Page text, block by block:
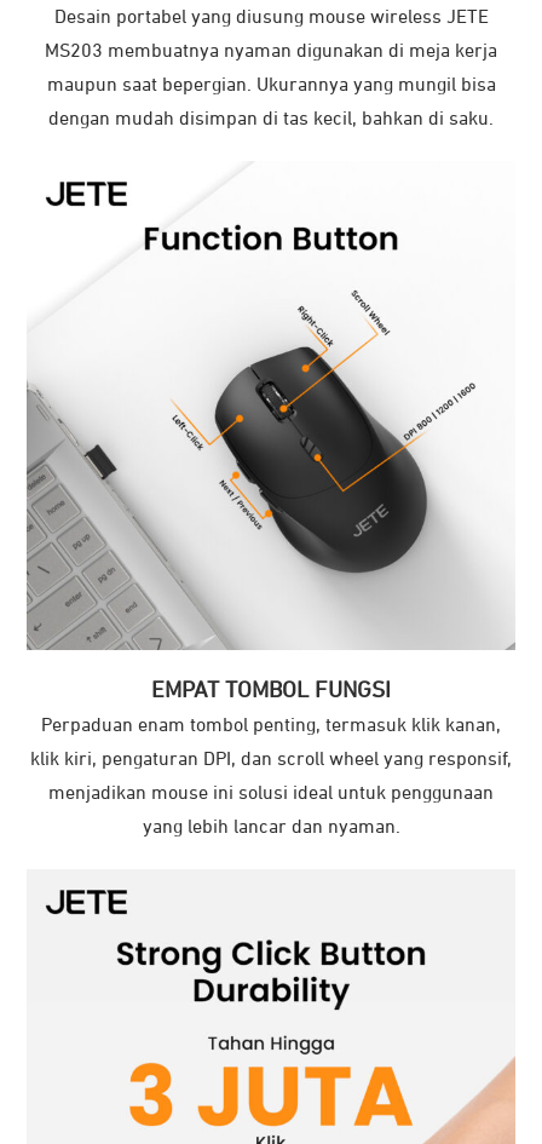
Desain portabel yang diusung mouse wireless JETE
MS203 membuatnya nyaman digunakan di meja kerja
maupun saat bepergian. Ukurannya yang mungil bisa
dengan mudah disimpan di tas kecil, bahkan di saku.
EMPAT TOMBOL FUNGSI
Perpaduan enam tombol penting, termasuk klik kanan,
klik kiri, pengaturan DPI, dan scroll wheel yang responsif,
menjadikan mouse ini solusi ideal untuk penggunaan
yang lebih lancar dan nyaman.